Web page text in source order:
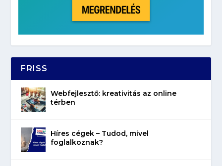
FRISS
Webfejlesztő: kreativitás az online
térben
Híres cégek – Tudod, mivel
foglalkoznak?